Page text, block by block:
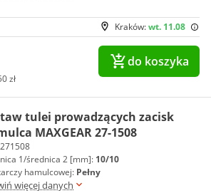
Kraków:wt. 11.08
zł
do koszyka
tulei prowadzących zacisk
MAXGEAR 27-1508
1/średnica 2 [mm]: 10/10
hamulcowej: Pełny
więcej danych